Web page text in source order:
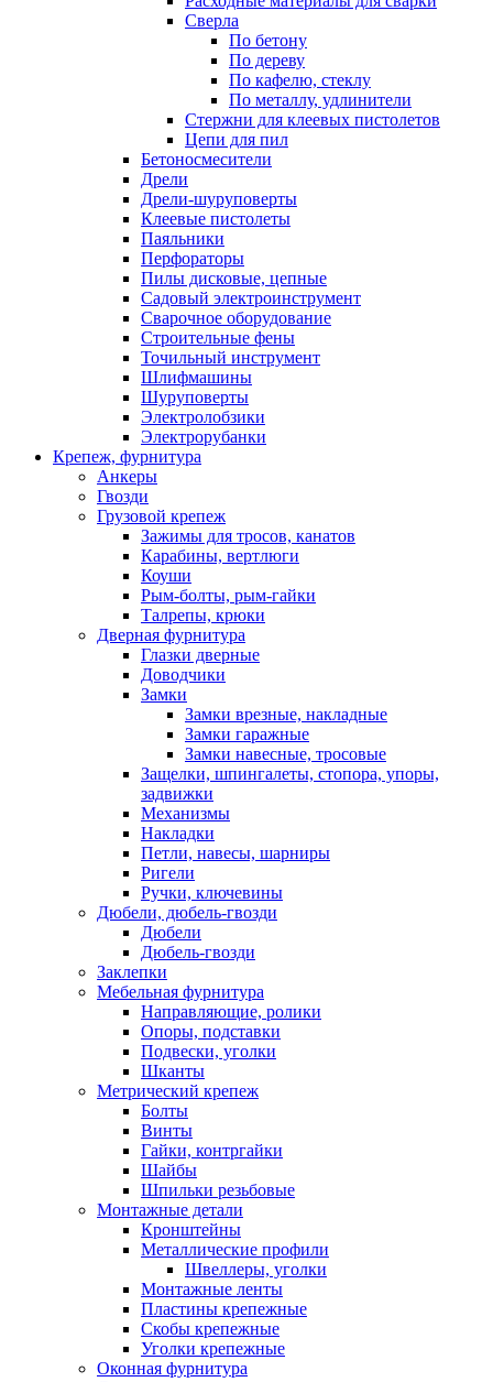
Сверла
По бетону
По дереву
По кафелю, стеклу
По металлу, удлинители
Стержни для клеевых пистолетов
Цепи для пил
Бетоносмесители
Дрели
Дрели-шуруповерты
Клеевые пистолеты
Паяльники
Перфораторы
Пилы дисковые, цепные
Садовый электроинструмент
Сварочное оборудование
Строительные фены
Точильный инструмент
Шлифмашины
Шуруповерты
Электролобзики
Электрорубанки
Крепеж, фурнитура
Анкеры
Гвозди
Грузовой крепеж
Зажимы для тросов, канатов
Карабины, вертлюги
Коуши
Рым-болты, рым-гайки
Талрепы, крюки
Дверная фурнитура
Глазки дверные
Доводчики
Замки
Замки врезные, накладные
Замки гаражные
Замки навесные, тросовые
Защелки, шпингалеты, стопора, упоры,
задвижки
Механизмы
Накладки
Петли, навесы, шарниры
Ригели
Ручки, ключевины
Дюбели, дюбель-гвозди
Дюбели
Дюбель-гвозди
Заклепки
Мебельная фурнитура
Направляющие, ролики
Опоры, подставки
Подвески, уголки
Шканты
Метрический крепеж
Болты
Винты
Гайки, контргайки
Шайбы
Шпильки резьбовые
Монтажные детали
Кронштейны
Металлические профили
Швеллеры, уголки
Монтажные ленты
Пластины крепежные
Скобы крепежные
Уголки крепежные
Оконная фурнитура